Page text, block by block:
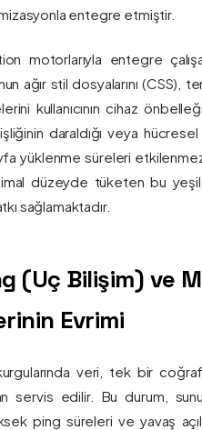
entegre etmiştir.
motorlarıyla entegre
ağır stil dosyalarını (CSS),
kullanıcının cihaz
daraldığı veya
yüklenme süreleri
düzeyde tüketen bu yeşil
sağlamaktadır.
(Uç Bilişim) ve
Evrimi
veri, tek bir
servis edilir. Bu durum,
ping süreleri ve yavaş